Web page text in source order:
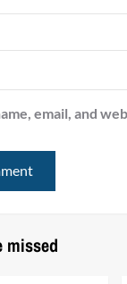
email, and
missed